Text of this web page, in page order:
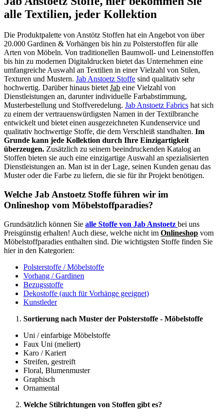
alle Textilien, jeder Kollektion
Die Produktpalette von Anstötz Stoffen hat ein Angebot von über
20.000 Gardinen & Vorhängen bis hin zu Polsterstoffen für alle
Arten von Möbeln. Von traditionellen Baumwoll- und Leinenstoffen
bis hin zu modernen Digitaldrucken bietet das Unternehmen eine
umfangreiche Auswahl an Textilien in einer Vielzahl von Stilen,
Texturen und Mustern. Jab Anstoetz Stoffe sind qualitativ sehr
hochwertig. Darüber hinaus bietet Jab eine Vielzahl von
Dienstleistungen an, darunter individuelle Farbabstimmung,
Musterbestellung und Stoffveredelung. Jab Anstoetz Fabrics hat sich
zu einem der vertrauenswürdigsten Namen in der Textilbranche
entwickelt und bietet einen ausgezeichneten Kundenservice und
qualitativ hochwertige Stoffe, die dem Verschleiß standhalten. Im
Grunde kann jede Kollektion durch Ihre Einzigartigkeit
überzeugen. Zusätzlich zu seinem beeindruckenden Katalog an
Stoffen bieten sie auch eine einzigartige Auswahl an spezialisierten
Dienstleistungen an. Man ist in der Lage, seinen Kunden genau das
Muster oder die Farbe zu liefern, die sie für ihr Projekt benötigen.
Welche Jab Anstoetz Stoffe führen wir im
Onlineshop vom Möbelstoffparadies?
Grundsätzlich können Sie alle Stoffe von Jab Anstoetz bei uns
Preisgünstig erhalten! Auch diese, welche nicht im Onlineshop vom
Möbelstoffparadies enthalten sind. Die wichtigsten Stoffe finden Sie
hier in den Kategorien:
Polsterstoffe / Möbelstoffe
Vorhang / Gardinen
Bezugsstoffe
Dekostoffe (auch für Vorhänge geeignet)
Kunstleder
Sortierung nach Muster der Polsterstoffe - Möbelstoffe
Uni / einfarbige Möbelstoffe
Faux Uni (meliert)
Karo / Kariert
Streifen, gestreift
Floral, Blumenmuster
Graphisch
Ornamental
Welche Stilrichtungen von Stoffen gibt es?